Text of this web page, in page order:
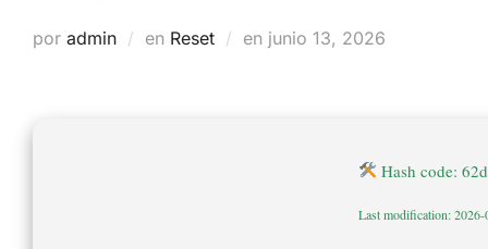
por admin en Reset en Publicado
junio 13, 2026
Hash code:
Last modification: 2026-